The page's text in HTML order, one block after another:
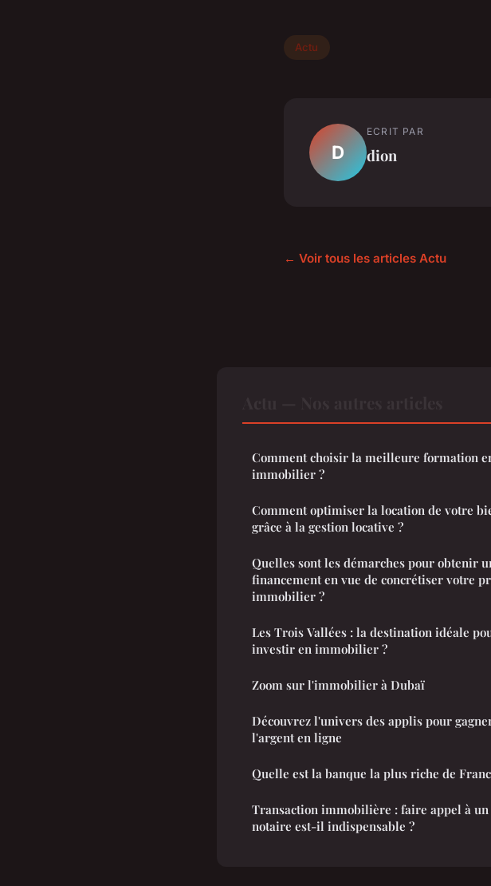
Actu
D
ECRIT PAR
dion
← Voir tous les articles Actu
Comment choisir la meilleure formation
immobilier ?
Comment optimiser la location de votre
grâce à la gestion locative ?
Quelles sont les démarches pour obtenir
financement en vue de concrétiser votre
immobilier ?
Les Trois Vallées : la destination idéale
investir en immobilier ?
Zoom sur l'immobilier à Dubaï
Découvrez l'univers des applis pour
l'argent en ligne
Quelle est la banque la plus riche de
Transaction immobilière : faire appel à un
notaire est-il indispensable ?